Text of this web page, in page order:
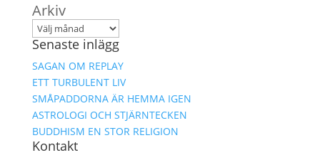
Arkiv
Senaste inlägg
SAGAN OM REPLAY
ETT TURBULENT LIV
SMÅPADDORNA ÄR HEMMA IGEN
ASTROLOGI OCH STJÄRNTECKEN
BUDDHISM EN STOR RELIGION
Kontakt